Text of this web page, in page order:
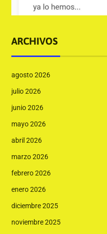
ARCHIVOS
agosto 2026
julio 2026
junio 2026
mayo 2026
abril 2026
marzo 2026
febrero 2026
enero 2026
diciembre 2025
noviembre 2025